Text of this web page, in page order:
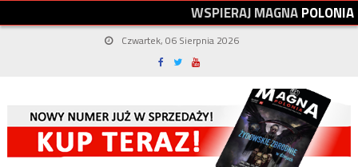
WSPIERAJMAGNAPOLONIA
Czwartek, 06 Sierpnia 2026